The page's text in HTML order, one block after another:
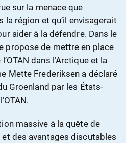
sur la menace que
la région et qu’il envisagerait
aider à la défendre. Dans le
propose de mettre en place
dans l’Arctique et la
Mette Frederiksen a déclaré
Groenland par les États-
massive à la quête de
des avantages discutables